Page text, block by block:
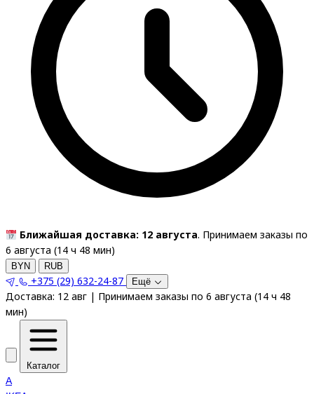
Ближайшая доставка: 12 августа. Принимаем заказы по
6 августа (14 ч 48 мин)
BYN RUB
+375 (29) 632-24-87 Ещё
Доставка: 12 авг | Принимаем заказы по 6 августа (14 ч 48
мин)
Каталог
A